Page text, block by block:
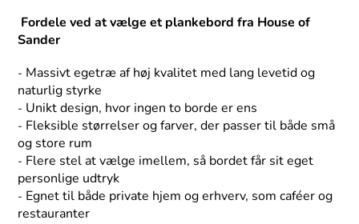
Fordele ved at vælge et plankebord fra House of
Sander
- Massivt egetræ af høj kvalitet med lang levetid og
naturlig styrke
- Unikt design, hvor ingen to borde er ens
- Fleksible størrelser og farver, der passer til både små
og store rum
- Flere stel at vælge imellem, så bordet får sit eget
personlige udtryk
- Egnet til både private hjem og erhverv, som caféer og
restauranter